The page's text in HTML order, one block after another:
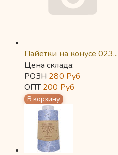
Пайетки на конусе 023...
Цена склада:
РОЗН 280 Руб
ОПТ200 Руб